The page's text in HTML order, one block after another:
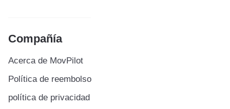
Compañía
Acerca de MovPilot
Política de reembolso
política de privacidad